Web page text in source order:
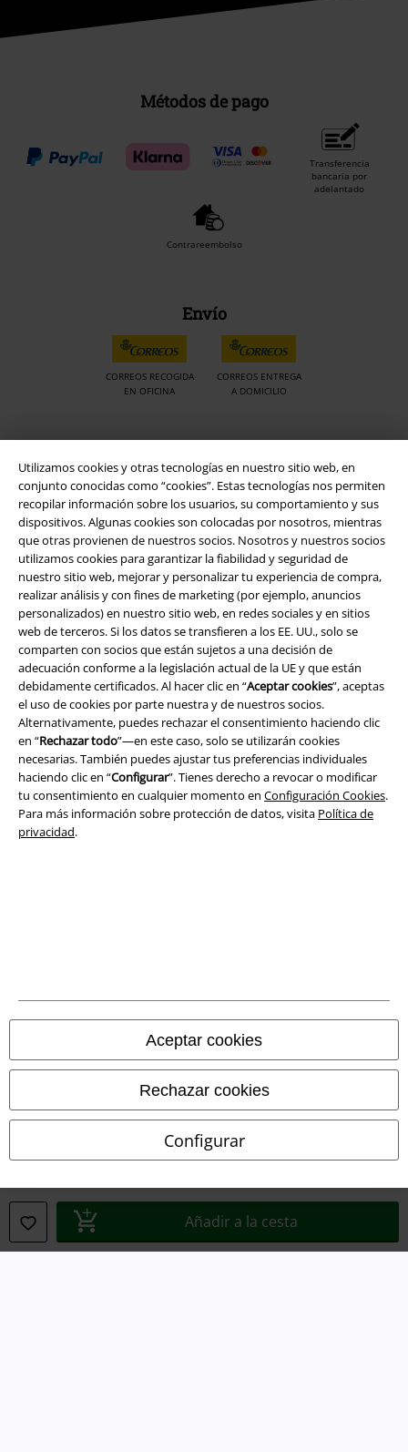
Utilizamos cookies y otras tecnologías en nuestro sitio web, en
conjunto conocidas como “cookies”. Estas tecnologías nos permiten
recopilar información sobre los usuarios, su comportamiento y sus
dispositivos. Algunas cookies son colocadas por nosotros, mientras
que otras provienen de nuestros socios. Nosotros y nuestros socios
utilizamos cookies para garantizar la fiabilidad y seguridad de
nuestro sitio web, mejorar y personalizar tu experiencia de compra,
realizar análisis y con fines de marketing (por ejemplo, anuncios
personalizados) en nuestro sitio web, en redes sociales y en sitios
web de terceros. Si los datos se transfieren a los EE. UU., solo se
comparten con socios que están sujetos a una decisión de
adecuación conforme a la legislación actual de la UE y que están
debidamente certificados. Al hacer clic en “Aceptar cookies”, aceptas
el uso de cookies por parte nuestra y de nuestros socios.
Alternativamente, puedes rechazar el consentimiento haciendo clic
en “Rechazar todo”—en este caso, solo se utilizarán cookies
necesarias. También puedes ajustar tus preferencias individuales
haciendo clic en “Configurar”. Tienes derecho a revocar o modificar
tu consentimiento en cualquier momento en Configuración Cookies.
Para más información sobre protección de datos, visita Política de
privacidad.
Aceptar cookies
Rechazar cookies
Configurar
Añadir a la cesta
Métodos de pago
Transferencia
bancaria por
adelantado
Contrareembolso
Envío
CORREOS RECOGIDA
EN OFICINA
CORREOS ENTREGA
A DOMICILIO
App de EMP
¡Descarga la nueva App EMP totalmente GRATIS y disfruta de todas
sus nuevas funciones y ventajas!
A Warner Music Group Company
Seguridad
Términos y Condiciones
Ley protección de datos
Eliminación de residuos y protección del medioambiente
Declaración de Conformidad
Información sobre accesibilidad